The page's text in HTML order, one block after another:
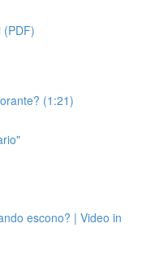
(PDF)
(1:21)
escono? | Video in